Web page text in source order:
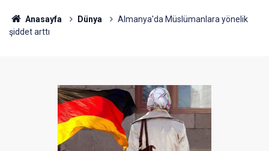
Anasayfa Dünya
Almanya'da Müslümanlara yönelik
şiddet arttı